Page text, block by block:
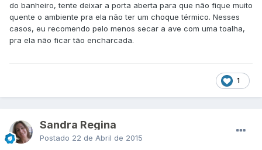
do banheiro, tente deixar a porta aberta para que não fique muito
quente o ambiente pra ela não ter um choque térmico. Nesses
casos, eu recomendo pelo menos secar a ave com uma toalha,
pra ela não ficar tão encharcada.
1
Sandra Regina
Postado 22 de Abril de 2015